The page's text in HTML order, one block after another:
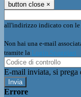
button close ×
all'indirizzo indicato con le
Non hai una e-mail
tramite la Login Spaggiari
E-mail inviata, si prega
Errore